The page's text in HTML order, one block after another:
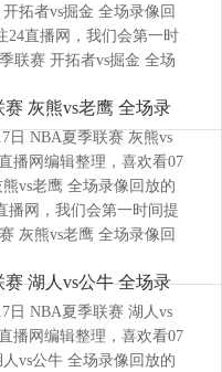
拓者vs掘金 全场录像回
24直播网，我们会第一时
联赛 开拓者vs掘金 全场
灰熊vs老鹰 全场录
日 NBA夏季联赛 灰熊vs
播网编辑整理，喜欢看07
vs老鹰 全场录像回放的
播网，我们会第一时间提
灰熊vs老鹰 全场录像回
湖人vs公牛 全场录
日 NBA夏季联赛 湖人vs
播网编辑整理，喜欢看07
vs公牛 全场录像回放的